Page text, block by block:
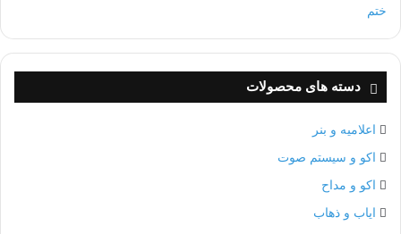
دسته های محصولات
اعلامیه و بنر
اکو و سیستم صوت
اکو و مداح
ایاب و ذهاب